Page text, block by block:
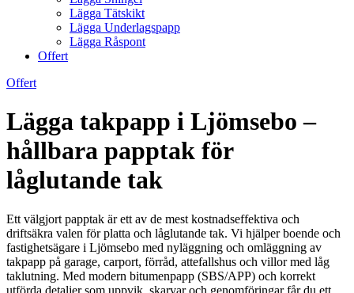
Lägga Tätskikt
Lägga Underlagspapp
Lägga Råspont
Offert
Offert
Lägga takpapp i Ljömsebo –
hållbara papptak för
låglutande tak
Ett välgjort papptak är ett av de mest kostnadseffektiva och
driftsäkra valen för platta och låglutande tak. Vi hjälper boende och
fastighetsägare i Ljömsebo med nyläggning och omläggning av
takpapp på garage, carport, förråd, attefallshus och villor med låg
taklutning. Med modern bitumenpapp (SBS/APP) och korrekt
utförda detaljer som uppvik, skarvar och genomföringar får du ett